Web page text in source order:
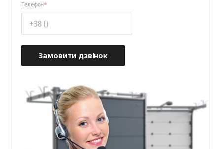
Телефон
Замовити дзвінок